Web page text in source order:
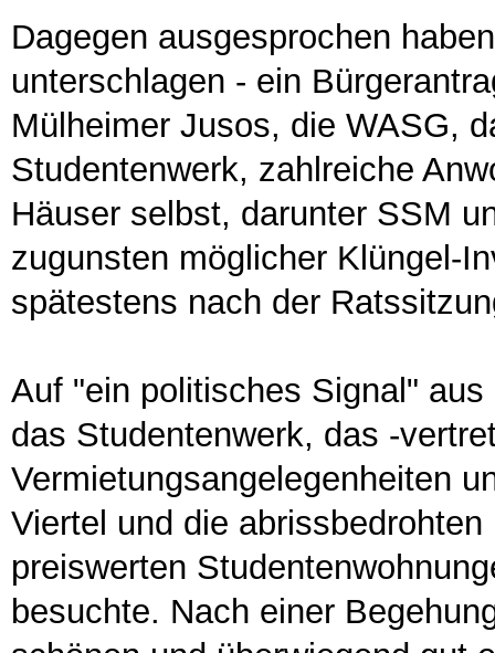
Dagegen ausgesprochen
unterschlagen - ein
Mülheimer Jusos, die WASG,
Studentenwerk, zahlreiche
Häuser selbst, darunter SSM
zugunsten möglicher Klüngel-
spätestens nach der
Auf "ein politisches Signal"
das Studentenwerk, das -
Vermietungsangelegenheiten
Viertel und die
preiswerten
besuchte. Nach einer